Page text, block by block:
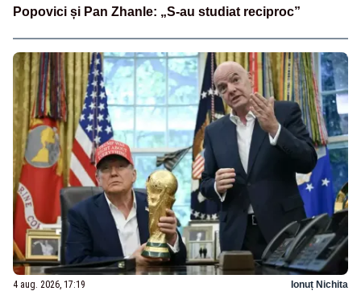
Popovici și Pan Zhanle: „S-au studiat reciproc”
4 aug. 2026, 17:19 Ionuț Nichita